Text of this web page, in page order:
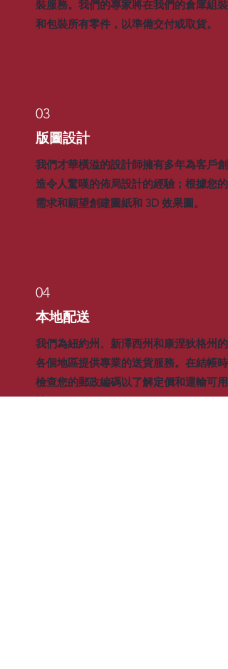
裝服務。我們的專家將在我們的倉庫組裝
和包裝所有零件，以準備交付或取貨。
03
版圖設計
我們才華橫溢的設計師擁有多年為客戶創
造令人驚嘆的佈局設計的經驗；根據您的
需求和願望創建圖紙和 3D 效果圖。
04
本地配送
我們為紐約州、新澤西州和康涅狄格州的
各個地區提供專業的送貨服務。在結帳時
檢查您的郵政編碼以了解定價和運輸可用
性。